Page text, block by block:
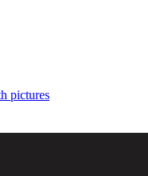
pictures